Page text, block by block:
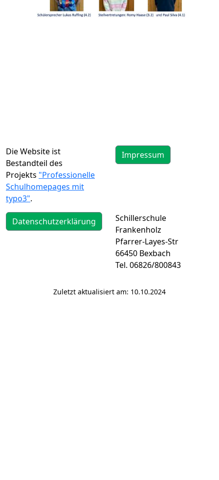
Die Website ist
Bestandteil des
Projekts "Professionelle
Schulhomepages mit
typo3".
Impressum
Datenschutzerklärung
Schillerschule
Frankenholz
Pfarrer-Layes-Str
66450 Bexbach
Tel. 06826/800843
Zuletzt aktualisiert am: 10.10.2024